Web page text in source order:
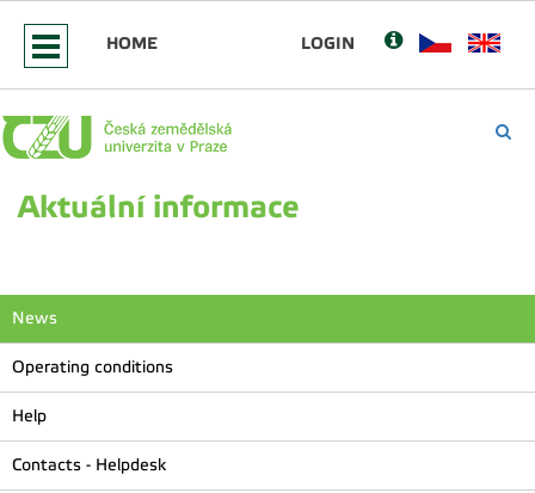
HOME LOGIN
Aktuální informace
News
Operating conditions
Help
Contacts - Helpdesk